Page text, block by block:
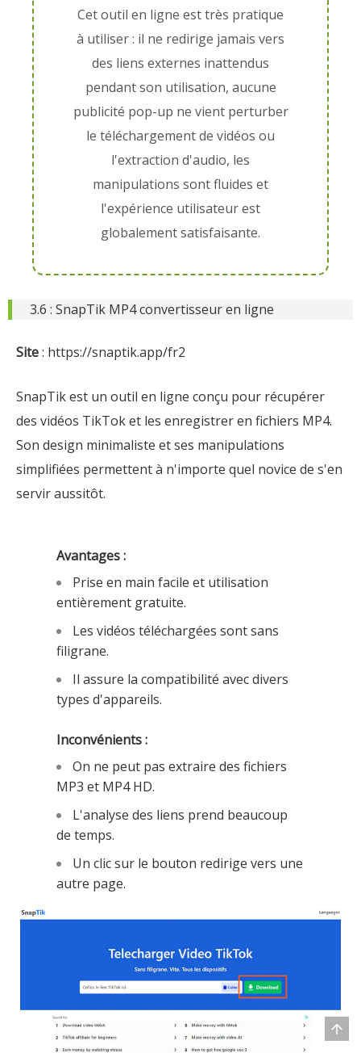
Cet outil en ligne est très pratique
à utiliser : il ne redirige jamais vers
des liens externes inattendus
pendant son utilisation, aucune
publicité pop-up ne vient perturber
le téléchargement de vidéos ou
l'extraction d'audio, les
manipulations sont fluides et
l'expérience utilisateur est
globalement satisfaisante.
3.6 : SnapTik MP4 convertisseur en ligne
Site: https://snaptik.app/fr2
SnapTik est un outil en ligne conçu pour récupérer
des vidéos TikTok et les enregistrer en fichiers MP4.
Son design minimaliste et ses manipulations
simplifiées permettent à n'importe quel novice de s'en
servir aussitôt.
Avantages :
Prise en main facile et utilisation
entièrement gratuite.
Les vidéos téléchargées sont sans
filigrane.
Il assure la compatibilité avec divers
types d'appareils.
Inconvénients :
On ne peut pas extraire des fichiers
MP3 et MP4 HD.
L'analyse des liens prend beaucoup
de temps.
Un clic sur le bouton redirige vers une
autre page.